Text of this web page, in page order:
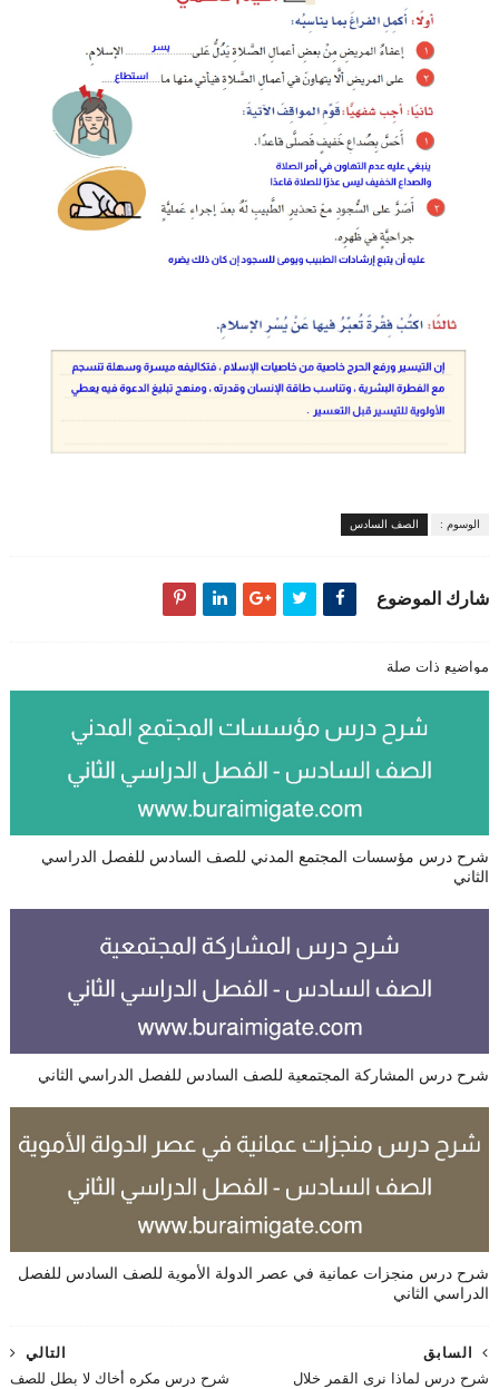
الوسوم : الصف السادس
شارك الموضوع
مواضيع ذات صلة
شرح درس مؤسسات المجتمع المدني للصف السادس للفصل الدراسي
الثاني
شرح درس المشاركة المجتمعية للصف السادس للفصل الدراسي الثاني
شرح درس منجزات عمانية في عصر الدولة الأموية للصف السادس للفصل
الدراسي الثاني
التالي
شرح درس مكره أخاك لا بطل للصف
السابق
شرح درس لماذا نرى القمر خلال